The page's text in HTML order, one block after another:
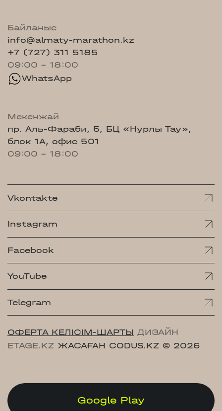
Байланыс
info@almaty-marathon.kz
+7 (727) 311 5185
09:00 - 18:00
WhatsApp
Мекенжай
пр. Аль-Фараби, 5, БЦ «Нурлы Тау»,
блок 1А, офис 501
09:00 - 18:00
Vkontakte
Instagram
Facebook
YouTube
Telegram
ОФЕРТА КЕЛІСІМ-ШАРТЫ ДИЗАЙН
ETAGE.KZ ЖАСАҒАН CODUS.KZ © 2026
Google Play